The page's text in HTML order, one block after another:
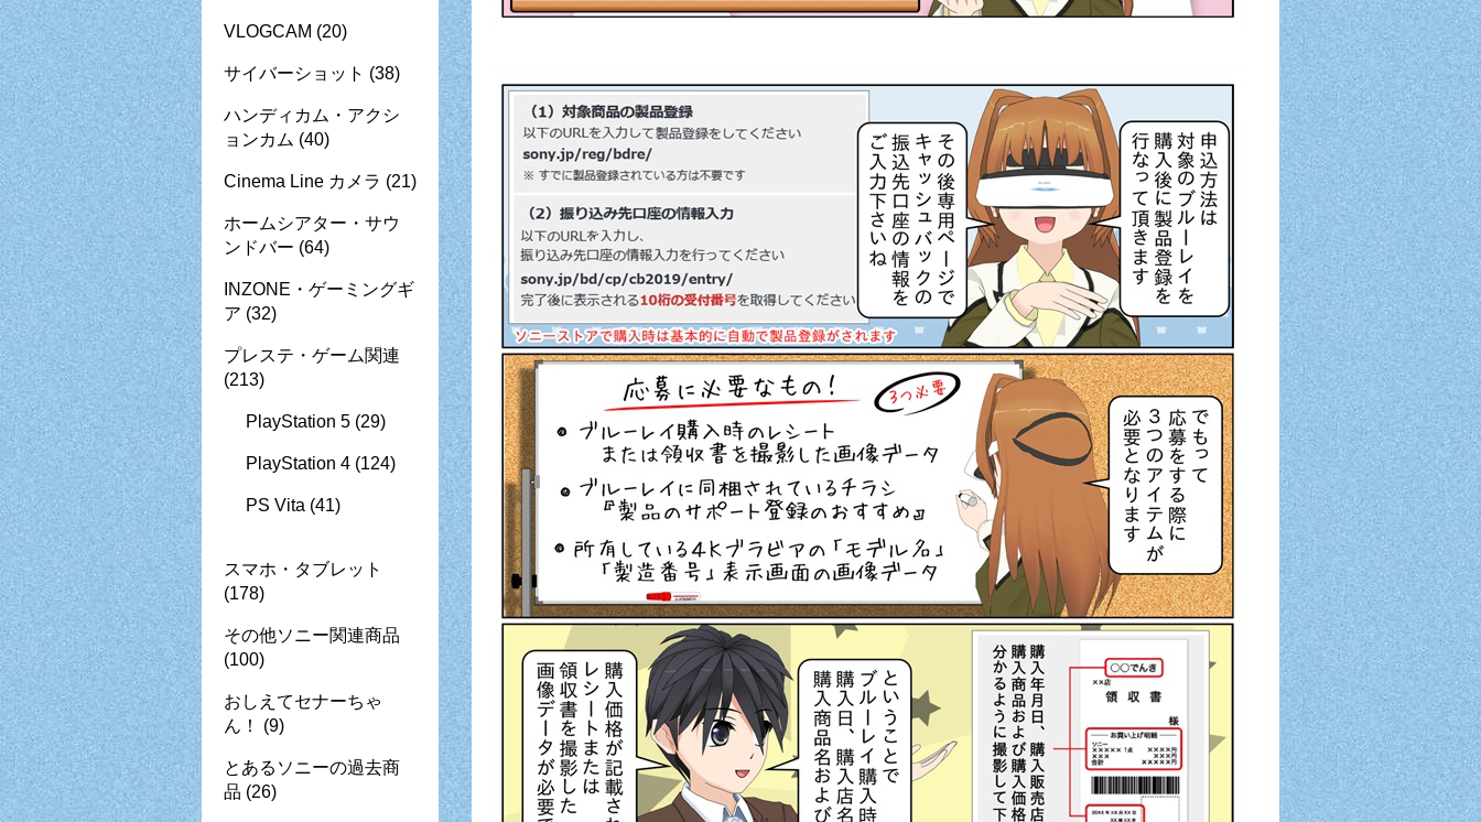
VLOGCAM (20)
サイバーショット (38)
ハンディカム・アクシ
ョンカム (40)
Cinema Line カメラ (21)
ホームシアター・サウ
ンドバー (64)
INZONE・ゲーミングギ
ア (32)
プレステ・ゲーム関連
(213)
PlayStation 5 (29)
PlayStation 4 (124)
PS Vita (41)
スマホ・タブレット
(178)
その他ソニー関連商品
(100)
おしえてセナーちゃ
ん！
(9)
とあるソニーの過去商
品 (26)